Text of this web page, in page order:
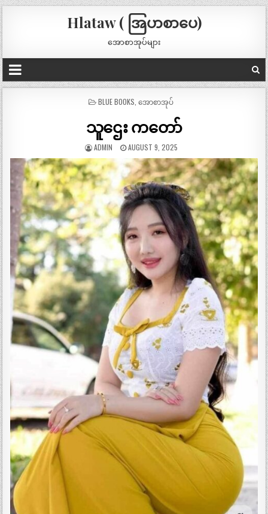
Hlataw ( အြပာစာပေ)
အောစာအုပ်များ
POSTED
BLUE BOOKS အောစာအုပ်
သူဌေး ကတော်
ADMIN AUGUST 9, 2025